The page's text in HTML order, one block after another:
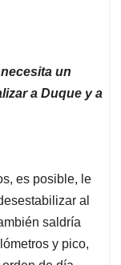
un
a Duque y a
es posible, le
al
saldría
y pico,